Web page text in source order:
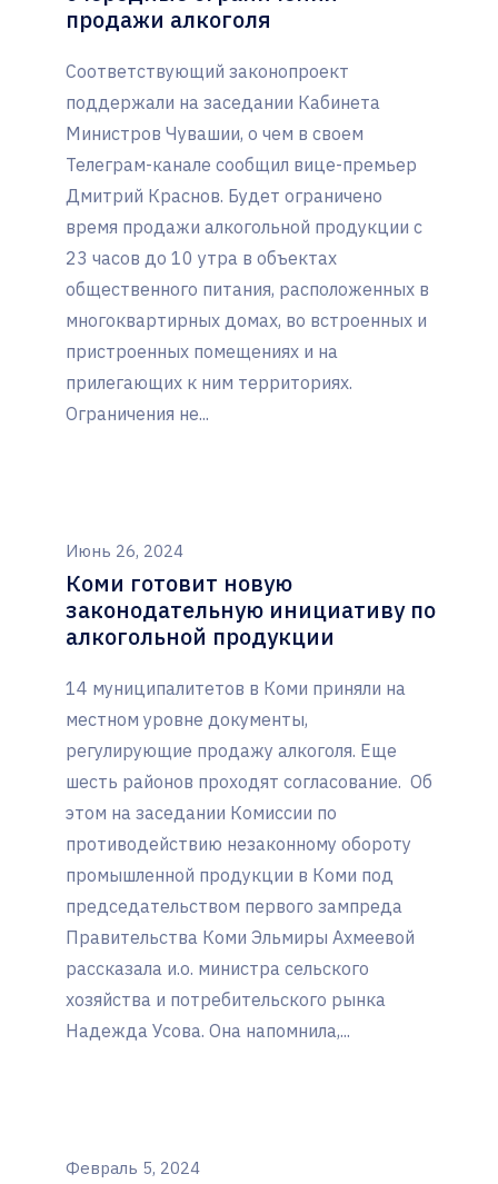
продажи алкоголя
Соответствующий законопроект
поддержали на заседании Кабинета
Министров Чувашии, о чем в своем
Телеграм-канале сообщил вице-премьер
Дмитрий Краснов. Будет ограничено
время продажи алкогольной продукции с
23 часов до 10 утра в объектах
общественного питания, расположенных в
многоквартирных домах, во встроенных и
пристроенных помещениях и на
прилегающих к ним территориях.
Ограничения не...
Июнь 26, 2024
Коми готовит новую
законодательную инициативу по
алкогольной продукции
14 муниципалитетов в Коми приняли на
местном уровне документы,
регулирующие продажу алкоголя. Еще
шесть районов проходят согласование. Об
этом на заседании Комиссии по
противодействию незаконному обороту
промышленной продукции в Коми под
председательством первого зампреда
Правительства Коми Эльмиры Ахмеевой
рассказала и.о. министра сельского
хозяйства и потребительского рынка
Надежда Усова. Она напомнила,...
Февраль 5, 2024